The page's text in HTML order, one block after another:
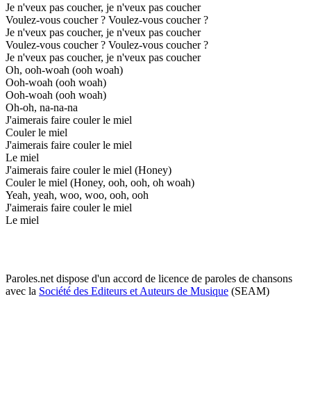
Je n'veux pas coucher, je n'veux pas coucher
Voulez-vous coucher ? Voulez-vous coucher ?
Je n'veux pas coucher, je n'veux pas coucher
Voulez-vous coucher ? Voulez-vous coucher ?
Je n'veux pas coucher, je n'veux pas coucher
Oh, ooh-woah (ooh woah)
Ooh-woah (ooh woah)
Ooh-woah (ooh woah)
Oh-oh, na-na-na
J'aimerais faire couler le miel
Couler le miel
J'aimerais faire couler le miel
Le miel
J'aimerais faire couler le miel (Honey)
Couler le miel (Honey, ooh, ooh, oh woah)
Yeah, yeah, woo, woo, ooh, ooh
J'aimerais faire couler le miel
Le miel
Paroles.net dispose d'un accord de licence de paroles de chansons
avec la Société des Editeurs et Auteurs de Musique (SEAM)